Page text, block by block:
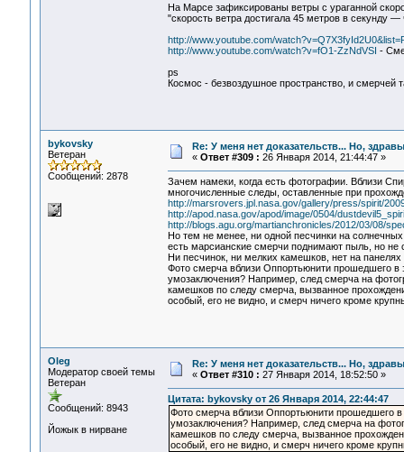
На Марсе зафиксированы ветры с ураганной
"скорость ветра достигала 45 метров в секунду
http://www.youtube.com/
http://www.youtube.com/watch?v=fO1-ZzNdVSI -
ps
Космос - безвоздушное пространство, и смерчей
bykovsky
Ветеран
Сообщений: 2878
Re: У меня нет доказательств... Но,
« Ответ #309 : 26 Января 2014, 21:44:47 »
Зачем намеки, когда есть фотографии. Вблизи
многочисленные следы, оставленные при
http://marsrovers.jpl.nasa.gov/gallery/press/spirit/
http://apod.nasa.gov/apod/image/0504/
http://blogs.agu.org/martianchronicles/2012/03/08/
Но тем не менее, ни одной песчинки на
есть марсианские смерчи поднимают пыль, но
Ни песчинок, ни мелких камешков, нет на
Фото смерча вблизи Оппортьюнити прошедшего в
умозаключения? Например, след смерча на
камешков по следу смерча, вызванное
особый, его не видно, и смерч ничего кроме
Oleg
Модератор своей темы
Ветеран
Сообщений: 8943
Йожык в нирване
Re: У меня нет доказательств... Но,
« Ответ #310 : 27 Января 2014, 18:52:50 »
Цитата: bykovsky от 26 Января 2014, 22:44:47
Фото смерча вблизи Оппортьюнити прошедшего в
умозаключения? Например, след смерча на
камешков по следу смерча, вызванное
особый, его не видно, и смерч ничего кроме